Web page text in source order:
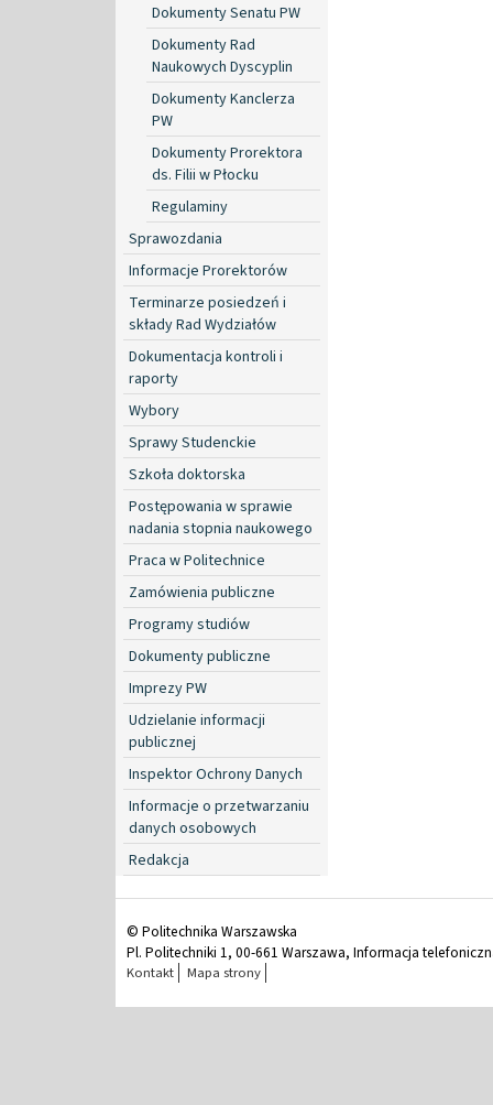
Dokumenty Senatu PW
Dokumenty Rad
Naukowych Dyscyplin
Dokumenty Kanclerza
PW
Dokumenty Prorektora
ds. Filii w Płocku
Regulaminy
Sprawozdania
Informacje Prorektorów
Terminarze posiedzeń i
składy Rad Wydziałów
Dokumentacja kontroli i
raporty
Wybory
Sprawy Studenckie
Szkoła doktorska
Postępowania w sprawie
nadania stopnia naukowego
Praca w Politechnice
Zamówienia publiczne
Programy studiów
Dokumenty publiczne
Imprezy PW
Udzielanie informacji
publicznej
Inspektor Ochrony Danych
Informacje o przetwarzaniu
danych osobowych
Redakcja
© Politechnika Warszawska
Pl. Politechniki 1, 00-661 Warszawa, Informacja
Kontakt Mapa strony